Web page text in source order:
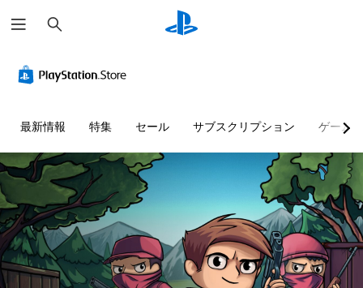
索
最新情報 特集 セール サブスクリプション ゲーム